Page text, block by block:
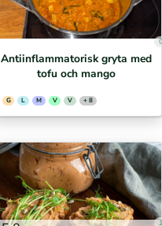
Antiinflammatorisk gryta med
tofu och mango
G L M V V + 8